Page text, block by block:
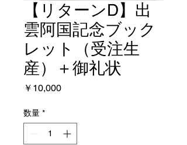
【リターンD】出
雲阿国記念ブック
レット（受注生
産）＋御礼状
￥10,000価
数量 *